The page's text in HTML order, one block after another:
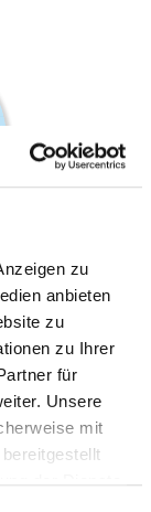
zu
anbieten
zu
zu Ihrer
für
Unsere
mit